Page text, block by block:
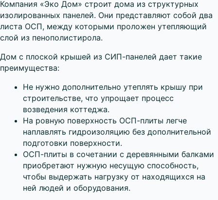
Компания «Эко Дом» строит дома из структурных
изолированных панелей. Они представляют собой два
листа ОСП, между которыми проложен утепляющий
слой из пенополистирола.
Дом с плоской крышей из СИП-панелей дает такие
преимущества:
Не нужно дополнительно утеплять крышу при
строительстве, что упрощает процесс
возведения коттеджа.
На ровную поверхность ОСП-плиты легче
наплавлять гидроизоляцию без дополнительной
подготовки поверхности.
ОСП-плиты в сочетании с деревянными балками
приобретают нужную несущую способность,
чтобы выдержать нагрузку от находящихся на
ней людей и оборудования.